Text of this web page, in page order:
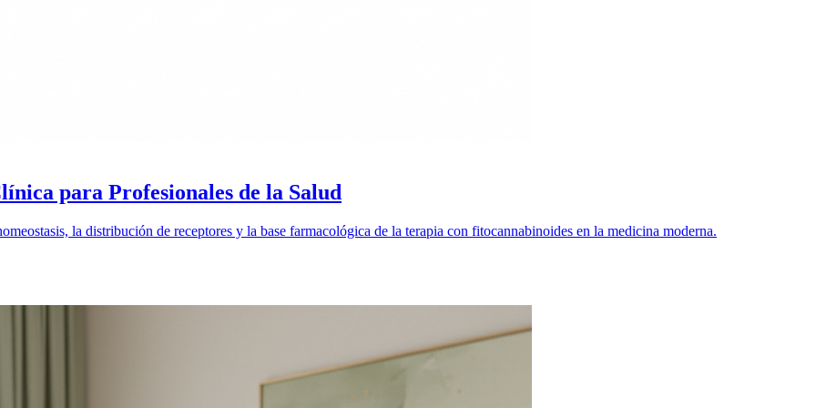
para Profesionales de la Salud
la distribución de receptores y la base farmacológica de la terapia con fitocannabinoides en la medicina moderna.